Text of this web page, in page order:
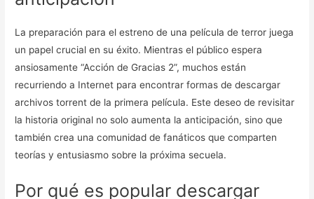
La preparación para el estreno de una película de terror juega
un papel crucial en su éxito. Mientras el público espera
ansiosamente “Acción de Gracias 2”, muchos están
recurriendo a Internet para encontrar formas de descargar
archivos torrent de la primera película. Este deseo de revisitar
la historia original no solo aumenta la anticipación, sino que
también crea una comunidad de fanáticos que comparten
teorías y entusiasmo sobre la próxima secuela.
Por qué es popular descargar